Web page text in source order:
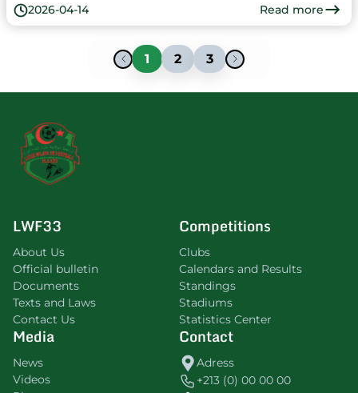
2026-04-14 Read more
1 2 3
LWF33
About Us
Official bulletin
Documents
Texts and Laws
Contact Us
Competitions
Clubs
Calendars and Results
Standings
Stadiums
Statistics Center
Media
News
Videos
Contact
Adress
+213 (0) 00 00 00